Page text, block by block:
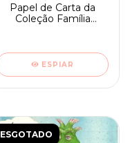
Papel de Carta da
Coleção Família
ESPIAR
ESGOTADO